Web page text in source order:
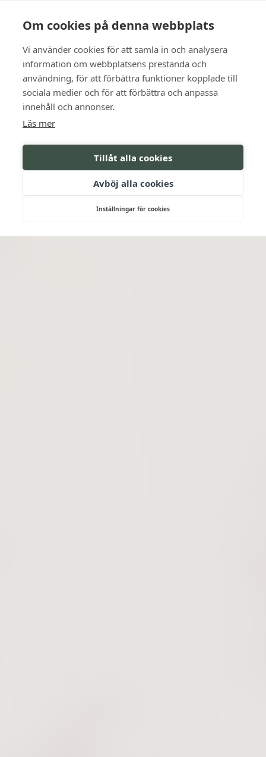
Om cookies på denna webbplats
Vi använder cookies för att samla in och analysera
information om webbplatsens prestanda och
användning, för att förbättra funktioner kopplade till
sociala medier och för att förbättra och anpassa
innehåll och annonser.
Läs mer
Tillåt alla cookies
Avböj alla cookies
Inställningar för cookies
BUCHEN SIE